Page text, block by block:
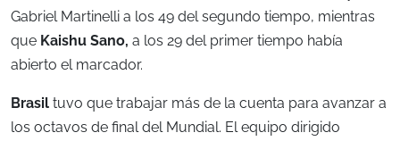
Gabriel Martinelli a los 49 del segundo tiempo, mientras
que Kaishu Sano, a los 29 del primer tiempo había
abierto el marcador.
Brasil tuvo que trabajar más de la cuenta para avanzar a
los octavos de final del Mundial. El equipo dirigido